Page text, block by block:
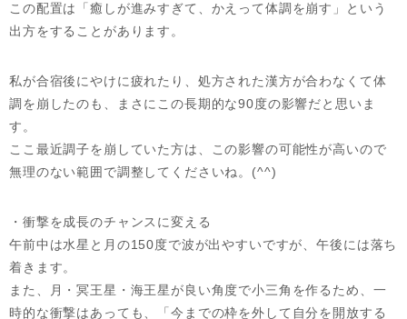
この配置は「癒しが進みすぎて、かえって体調を崩す」という
出方をすることがあります。
私が合宿後にやけに疲れたり、処方された漢方が合わなくて体
調を崩したのも、まさにこの長期的な90度の影響だと思いま
す。
ここ最近調子を崩していた方は、この影響の可能性が高いので
無理のない範囲で調整してくださいね。(^^)
・衝撃を成長のチャンスに変える
午前中は水星と月の150度で波が出やすいですが、午後には落ち
着きます。
また、月・冥王星・海王星が良い角度で小三角を作るため、一
時的な衝撃はあっても、「今までの枠を外して自分を開放する